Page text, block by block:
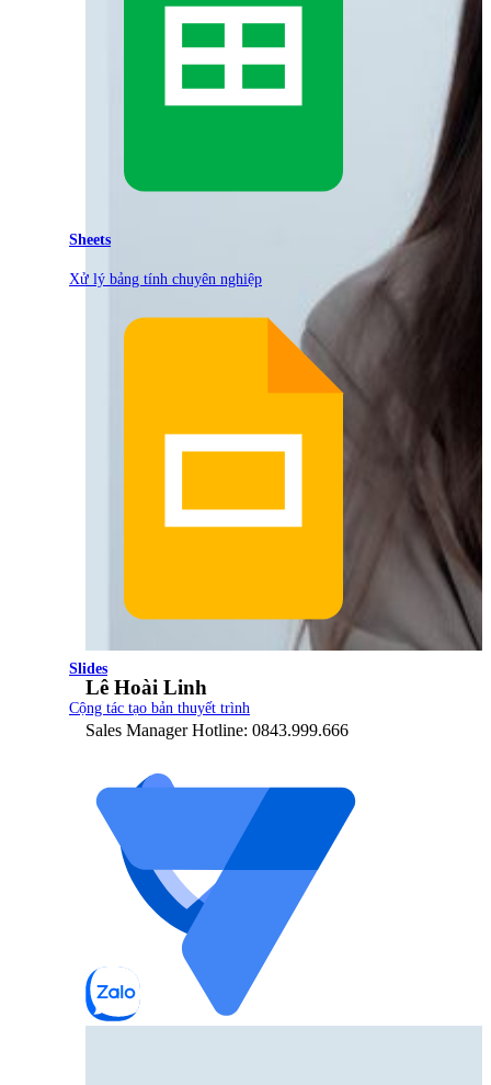
Lê Hoài Linh
Sales Manager Hotline: 0843.999.666
Sheets
Xử lý bảng tính chuyên nghiệp
Slides
Cộng tác tạo bản thuyết trình